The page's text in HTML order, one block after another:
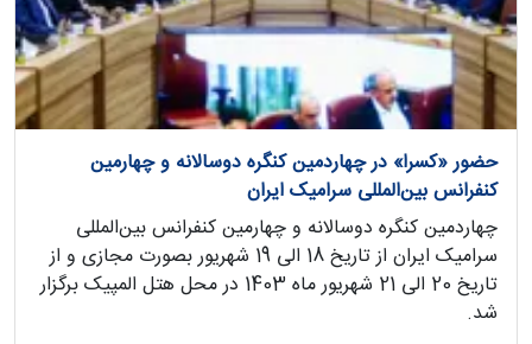
حضور «کسرا» در چهاردمین کنگره دوسالانه و چهارمین
کنفرانس بین‌المللی سرامیک ایران
چهاردمین کنگره دوسالانه و چهارمین کنفرانس بین‌المللی
سرامیک ایران از تاریخ 18 الی 19 شهریور بصورت مجازی و از
تاریخ 20 الی 21 شهریور ماه 1403 در محل هتل المپیک برگزار
شد.